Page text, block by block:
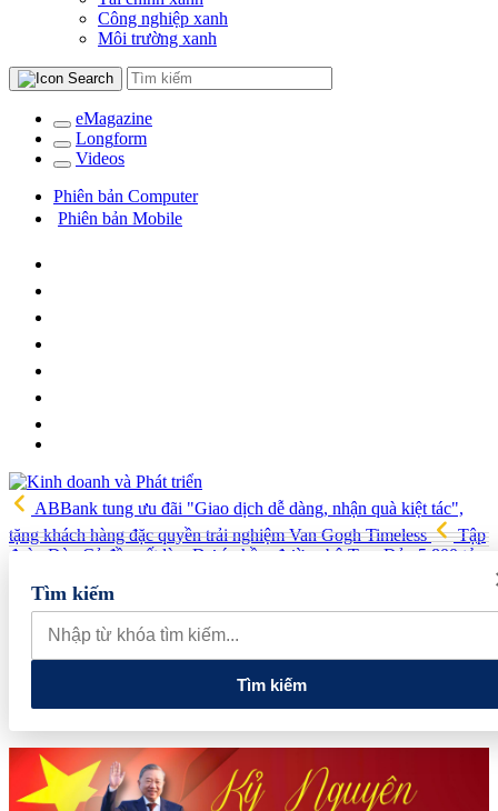
Công nghiệp xanh
Môi trường xanh
eMagazine
Longform
Videos
Phiên bản Computer
Phiên bản Mobile
ABBank tung ưu đãi "Giao dịch dễ dàng, nhận quà kiệt tác",
tặng khách hàng đặc quyền trải nghiệm Van Gogh Timeless
Tập
đoàn Đèo Cả đề xuất làm Dự án hầm đường bộ Tam Đảo 5.800 tỷ
Hải quan Lào Cai phát hiện 5 vụ vi phạm, tạm giữ gần 700 kg
thực phẩm và nhiều điện thoại nhập lậu
Lan tỏa văn hóa kinh
doanh, tìm kiếm doanh nghiệp tiêu biểu trên toàn quốc
các cửa hàng rau củ quả sạch tại Hà Nội
Tìm kiếm
Tìm kiếm